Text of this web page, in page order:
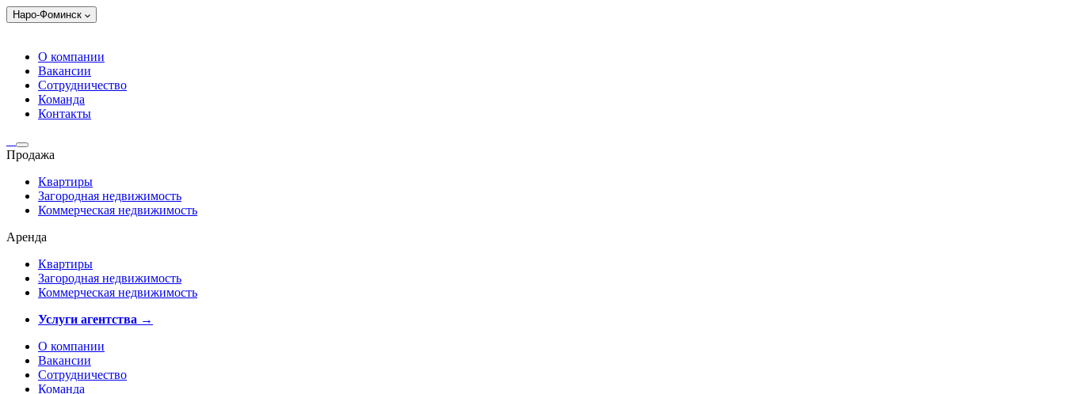
Наро-Фоминск
О компании
Вакансии
Сотрудничество
Команда
Контакты
Продажа
Квартиры
Загородная недвижимость
Коммерческая недвижимость
Аренда
Квартиры
Загородная недвижимость
Коммерческая недвижимость
Услуги агентства →
О компании
Вакансии
Сотрудничество
Команда